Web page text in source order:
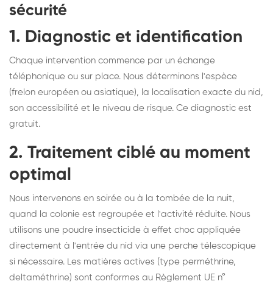
sécurité
1. Diagnostic et identification
Chaque intervention commence par un échange
téléphonique ou sur place. Nous déterminons l'espèce
(frelon européen ou asiatique), la localisation exacte du nid,
son accessibilité et le niveau de risque. Ce diagnostic est
gratuit.
2. Traitement ciblé au moment
optimal
Nous intervenons en soirée ou à la tombée de la nuit,
quand la colonie est regroupée et l'activité réduite. Nous
utilisons une poudre insecticide à effet choc appliquée
directement à l'entrée du nid via une perche télescopique
si nécessaire. Les matières actives (type perméthrine,
deltaméthrine) sont conformes au Règlement UE n°